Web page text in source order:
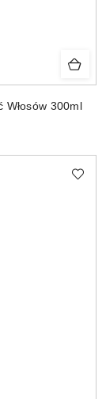
Włosów 300ml